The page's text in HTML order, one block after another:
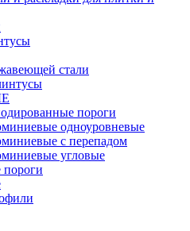
стали
пороги
одноуровневые
с перепадом
угловые